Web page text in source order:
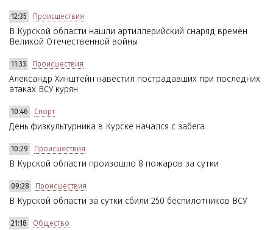
12:35 Происшествия
В Курской области нашли артиллерийский снаряд времён
Великой Отечественной войны
11:33 Происшествия
Александр Хинштейн навестил пострадавших при последних
атаках ВСУ курян
10:46 Спорт
День физкультурника в Курске начался с забега
10:29 Происшествия
В Курской области произошло 8 пожаров за сутки
09:28 Происшествия
В Курской области за сутки сбили 250 беспилотников ВСУ
21:18 Общество